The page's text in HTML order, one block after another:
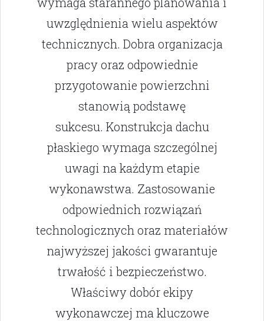
uwzględnienia wielu aspektów
technicznych. Dobra organizacja
pracy oraz odpowiednie
przygotowanie powierzchni
stanowią podstawę
sukcesu. Konstrukcja dachu
płaskiego wymaga szczególnej
uwagi na każdym etapie
wykonawstwa. Zastosowanie
odpowiednich rozwiązań
technologicznych oraz materiałów
najwyższej jakości gwarantuje
trwałość i bezpieczeństwo.
Właściwy dobór ekipy
wykonawczej ma kluczowe